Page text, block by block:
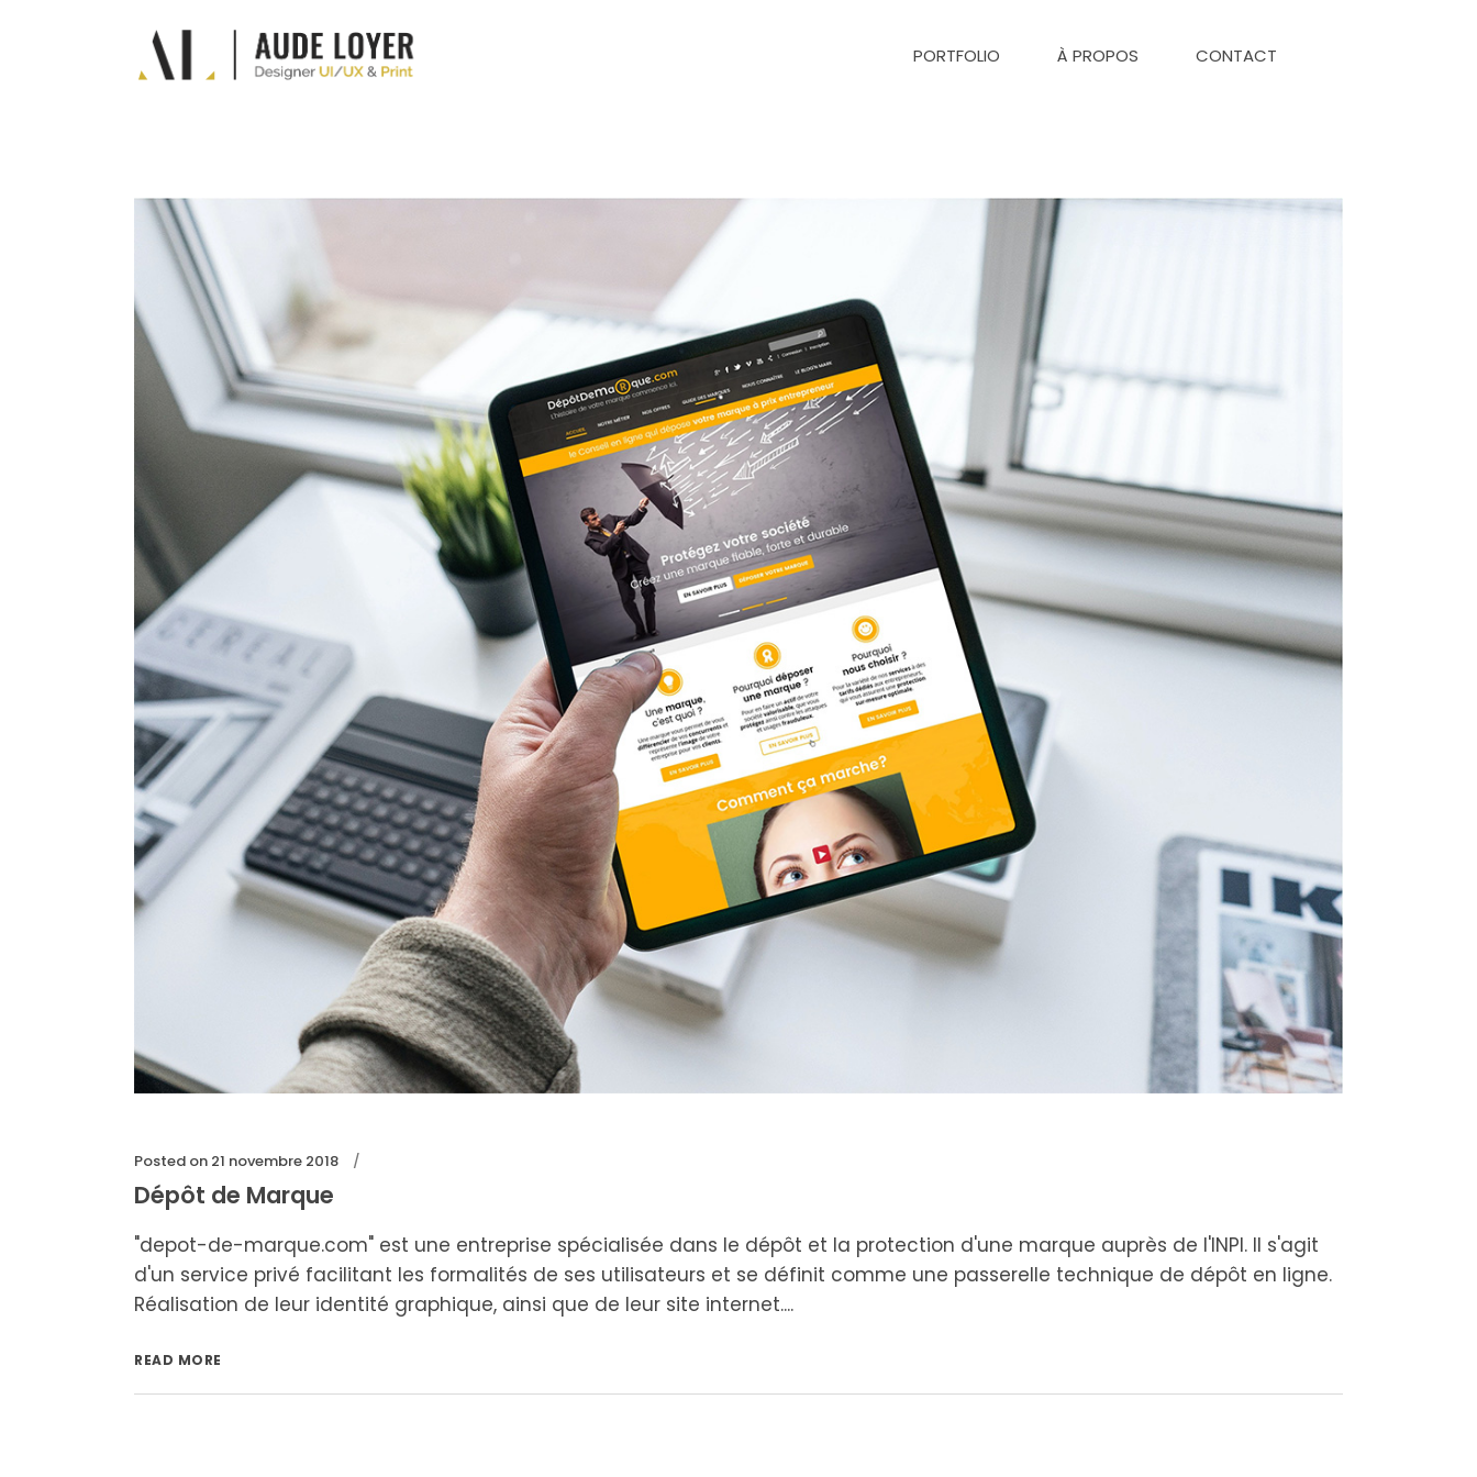
PORTFOLIO À PROPOS CONTACT
Posted on 21 novembre 2018
Dépôt de Marque
"depot-de-marque.com" est une entreprise spécialisée dans le dépôt et la protection d'une marque auprès de l'INPI. Il s'agit
d'un service privé facilitant les formalités de ses utilisateurs et se définit comme une passerelle technique de dépôt en ligne.
Réalisation de leur identité graphique, ainsi que de leur site internet....
READ MORE